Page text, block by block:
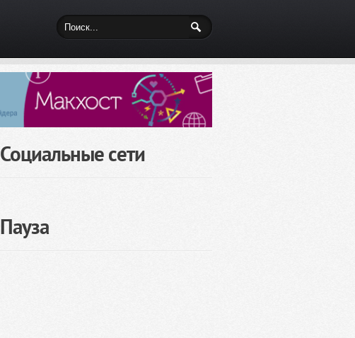
Социальные сети
Пауза